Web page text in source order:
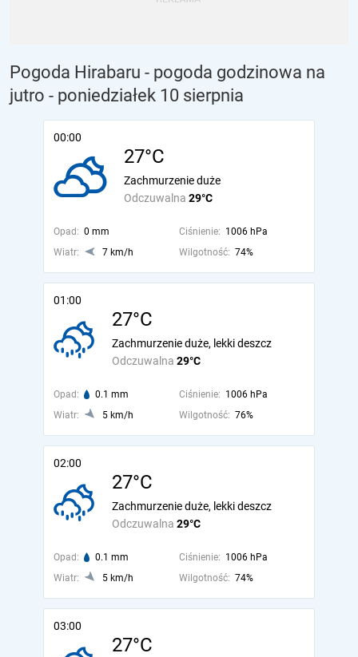
Pogoda Hirabaru - pogoda godzinowa na
jutro - poniedziałek 10 sierpnia
00:00
27°C
Odczuwalna 29°C
Zachmurzenie duże
Opad: 0 mm Ciśnienie: 1006 hPa
Wiatr:
7 km/h Wilgotność: 74%
01:00
27°C
Odczuwalna 29°C
Zachmurzenie duże, lekki deszcz
Opad: 0.1 mm Ciśnienie: 1006 hPa
Wiatr:
5 km/h Wilgotność: 76%
02:00
27°C
Odczuwalna 29°C
Zachmurzenie duże, lekki deszcz
Opad: 0.1 mm Ciśnienie: 1006 hPa
Wiatr:
5 km/h Wilgotność: 74%
03:00
27°C